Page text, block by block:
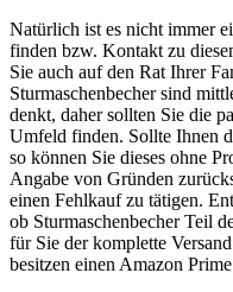
Natürlich ist es nicht immer
finden bzw. Kontakt zu
Sie auch auf den Rat Ihrer
Sturmaschenbecher sind
denkt, daher sollten Sie die
Umfeld finden. Sollte Ihnen
so können Sie dieses ohne
Angabe von Gründen
einen Fehlkauf zu tätigen.
ob Sturmaschenbecher Teil
für Sie der komplette
besitzen einen Amazon